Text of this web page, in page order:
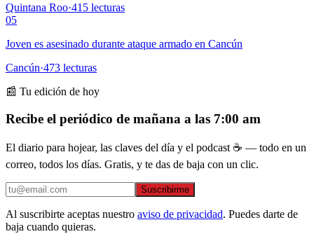
Quintana Roo·415 lecturas
05
Joven es asesinado durante ataque armado en Cancún
Cancún·473 lecturas
📰 Tu edición de hoy
Recibe el periódico de mañana a las 7:00 am
El diario para hojear, las claves del día y el podcast ☕ — todo en un
correo, todos los días. Gratis, y te das de baja con un clic.
Suscribirme
Al suscribirte aceptas nuestro aviso de privacidad. Puedes darte de
baja cuando quieras.